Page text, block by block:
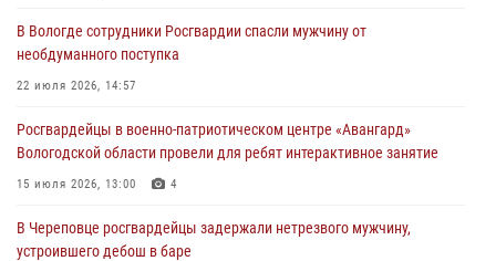
31 июля 2026, 06:43
В Вологде стартовал Чемпионат Северо-Западного округа
29 июля 2026, 13:20
В Вологде росгвардейцы задержали мужчину, подозреваемого в
29 июля 2026, 09:08
В Вологде сотрудники Росгвардии спасли мужчину от
необдуманного поступка
22 июля 2026, 14:57
Росгвардейцы в военно-патриотическом центре «Авангард»
Вологодской области провели для ребят интерактивное занятие
15 июля 2026, 13:00 4
В Череповце росгвардейцы задержали нетрезвого мужчину,
устроившего дебош в баре